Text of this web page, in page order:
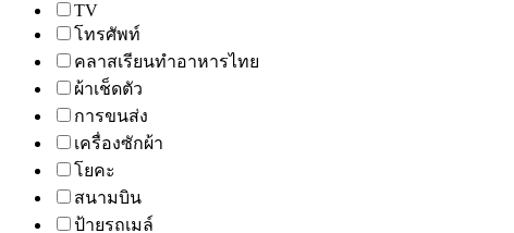
TV
โทรศัพท์
คลาสเรียนทำอาหารไทย
ผ้าเช็ดตัว
การขนส่ง
เครื่องซักผ้า
โยคะ
สนามบิน
ป้ายรถเมล์